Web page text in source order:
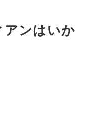
アンはいか